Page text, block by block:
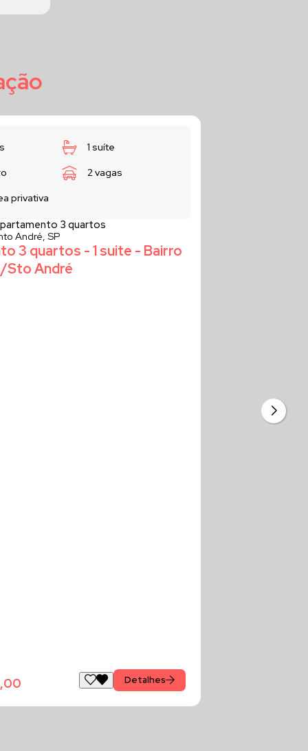
1 suíte
2 vagas
privativa
3 quartos
André, SP
3 quartos - 1 suite - Bairro
Sto André
Detalhes